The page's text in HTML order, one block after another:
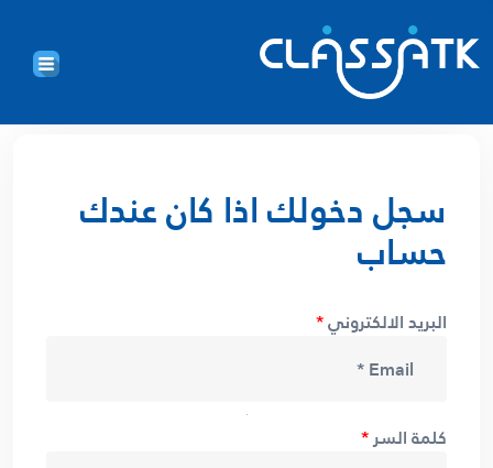
سجل دخولك اذا كان عندك
حساب
البريد الالكتروني*
كلمة السر*